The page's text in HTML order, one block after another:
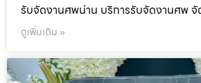
รับจัดงานศพน่าน บริการรับจัดงานศพ
ดูเพิ่มเติม »